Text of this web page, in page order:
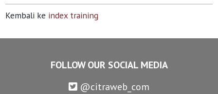
Kembali ke index training
FOLLOW OUR SOCIAL MEDIA
@citraweb_com